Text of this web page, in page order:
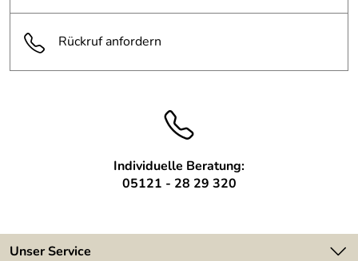
gefällt mir gut
Kaufdatum: 10.04.2008
Bewertungsdatum: 23.04.2008
Rückruf anfordern
Individuelle Beratung:
05121 - 28 29 320
Unser Service